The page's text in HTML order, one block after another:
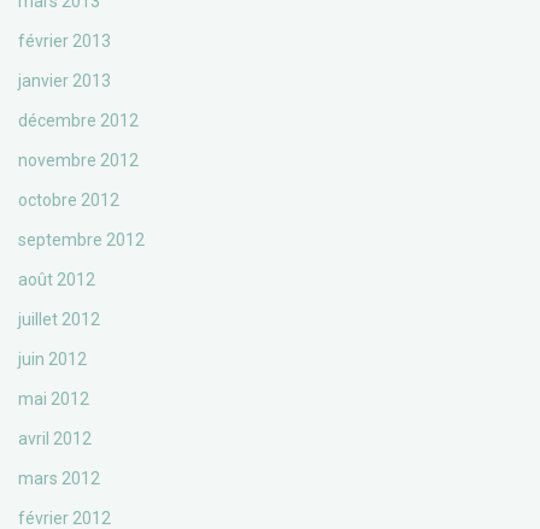
février 2013
janvier 2013
décembre 2012
novembre 2012
octobre 2012
septembre 2012
août 2012
juillet 2012
juin 2012
mai 2012
avril 2012
mars 2012
février 2012